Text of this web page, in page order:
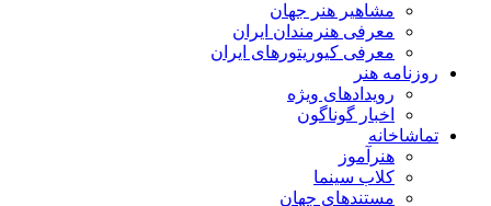
مشاهیر هنر جهان
معرفی هنرمندان ایران
معرفی کیوریتورهای ایران
روزنامه هنر
رویدادهای ویژه
اخبار گوناگون
تماشاخانه
هنرآموز
کلاب سینما
مستندهای جهان